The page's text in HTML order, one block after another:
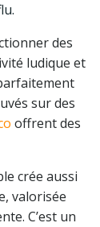
des
ludique et
sur des
offrent des
crée aussi
valorisée
C’est un